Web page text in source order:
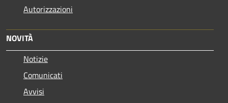
Autorizzazioni
NOVITÀ
Notizie
Comunicati
Avvisi